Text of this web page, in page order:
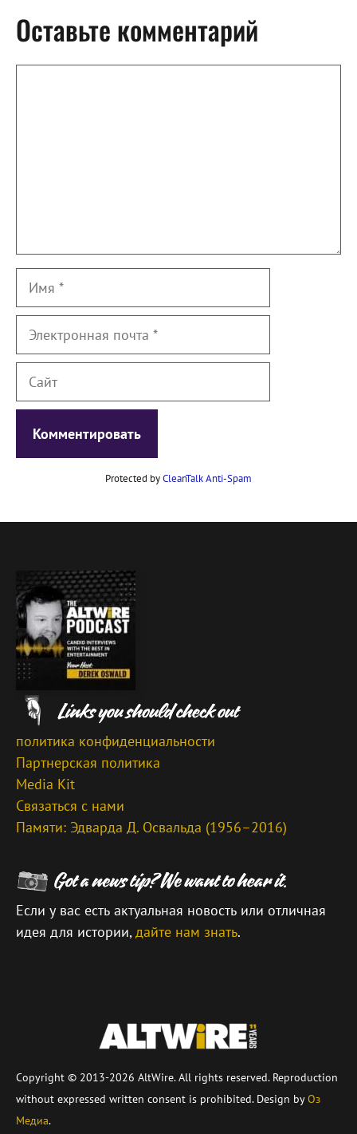
Оставьте комментарий
Имя
Электронная
Сайт
Protected byCleanTalk Anti-Spam
политика конфиденциальности
Партнерская политика
Media Kit
Связаться с нами
Памяти: Эдварда Д. Освальда (1956–2016)
Если у вас есть актуальная новость или отличная
идея для истории,дайте нам знать.
Copyright © 2013-2026 AltWire. All rights reserved. Reproduction
without expressed written consent is prohibited. Design byОз
Медиа.